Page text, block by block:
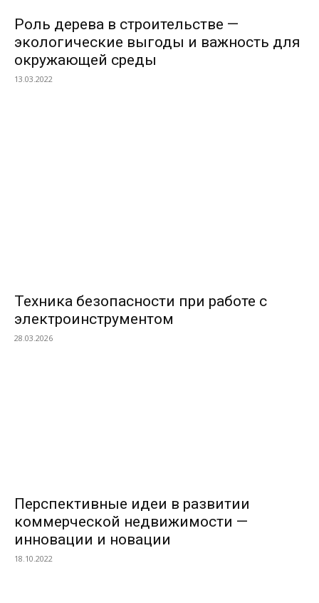
Роль дерева в строительстве —
экологические выгоды и важность для
окружающей среды
13.03.2022
Техника безопасности при работе с
электроинструментом
28.03.2026
Перспективные идеи в развитии
коммерческой недвижимости —
инновации и новации
18.10.2022